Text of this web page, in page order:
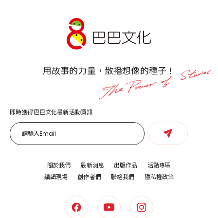
用故事的力量，散播想像的種子！
即時獲得巴巴文化最新活動資訊
關於我們 最新消息 出版作品
活動專區
編輯現場
創作者們 聯絡我們 隱私權政策